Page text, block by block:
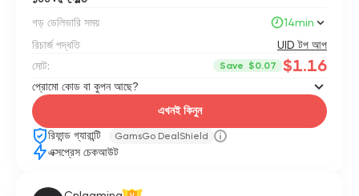
গড় ডেলিভারি সময়
14min
রিচার্জ পদ্ধতি
UID টপ আপ
মোট:
Save $0.07 $1.16
প্রোমো কোড বা কুপন আছে?
এখনই কিনুন
রিফান্ড গ্যারান্টি GamsGo DealShield
এক্সপ্রেস চেকআউট